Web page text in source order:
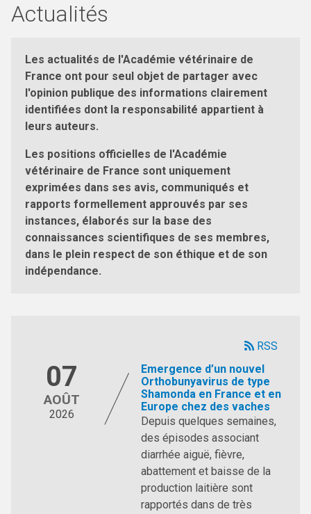
Actualités
Les actualités de l'Académie vétérinaire de
France ont pour seul objet de partager avec
l'opinion publique des informations clairement
identifiées dont la responsabilité appartient à
leurs auteurs.
Les positions officielles de l'Académie
vétérinaire de France sont uniquement
exprimées dans ses avis, communiqués et
rapports formellement approuvés par ses
instances, élaborés sur la base des
connaissances scientifiques de ses membres,
dans le plein respect de son éthique et de son
indépendance.
RSS
07
AOÛT
2026
Emergence d’un nouvel
Orthobunyavirus de type
Shamonda en France et en
Europe chez des vaches
Depuis quelques semaines,
des épisodes associant
diarrhée aiguë, fièvre,
abattement et baisse de la
production laitière sont
rapportés dans de très